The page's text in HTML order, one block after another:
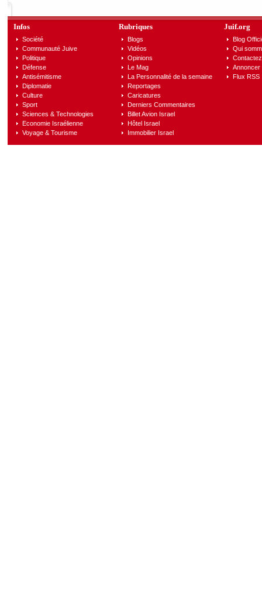
Infos
Société
Communauté Juive
Politique
Défense
Antisémitisme
Diplomatie
Culture
Sport
Sciences & Technologies
Economie Israélienne
Voyage & Tourisme
Rubriques
Blogs
Vidéos
Opinions
Le Mag
La Personnalité de la semaine
Reportages
Caricatures
Derniers Commentaires
Billet Avion Israel
Hôtel Israel
Immobilier Israel
Juif.org
Blog
Qui
Annoncer
Flux RSS